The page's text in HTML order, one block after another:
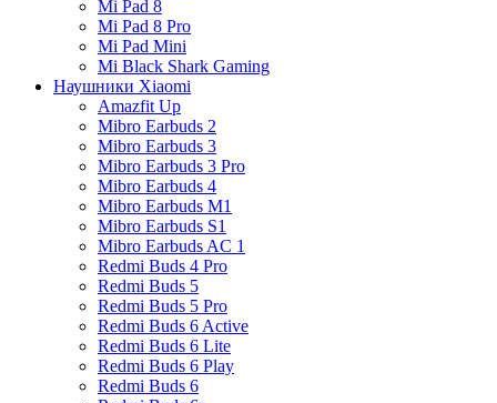
Mi Pad 8
Mi Pad 8 Pro
Mi Pad Mini
Mi Black Shark Gaming
Наушники Xiaomi
Amazfit Up
Mibro Earbuds 2
Mibro Earbuds 3
Mibro Earbuds 3 Pro
Mibro Earbuds 4
Mibro Earbuds M1
Mibro Earbuds S1
Mibro Earbuds AC 1
Redmi Buds 4 Pro
Redmi Buds 5
Redmi Buds 5 Pro
Redmi Buds 6 Active
Redmi Buds 6 Lite
Redmi Buds 6 Play
Redmi Buds 6